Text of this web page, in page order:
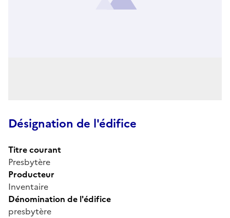
Désignation de l'édifice
Titre courant
Presbytère
Producteur
Inventaire
Dénomination de l'édifice
presbytère